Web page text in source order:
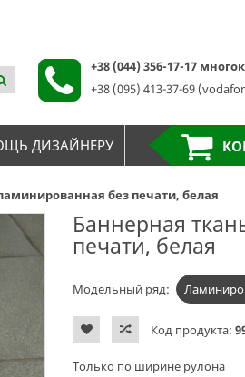
без печати, белая
Баннерная
печати, белая
Модельный ряд:
Код продукта:
Только по ширине рулона
+38 (044) 356-17-17
+38 (095) 413-37-69
ДИЗАЙНЕРУ